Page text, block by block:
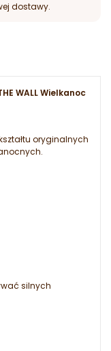
dostawy.
WALL Wielkanoc
oryginalnych
silnych